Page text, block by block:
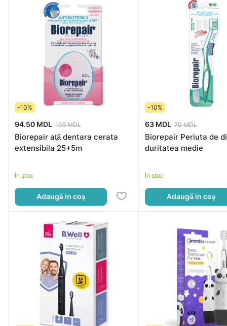
-10%
94.50 MDL 105 MDL
Biorepair ață dentara cerata
extensibila 25+5m
În stoc
Adaugă in coş
-10%
63 MDL 70 MDL
Biorepair Periuta de
duritatea medie
În stoc
Adaugă in coş